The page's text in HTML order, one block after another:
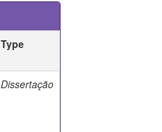
Type
Dissertação